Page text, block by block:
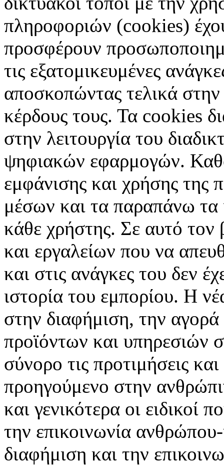
πληροφοριών (cookies)
προσφέρουν
τις εξατομικευμένες
αποσκοπώντας τελικά
κέρδους τους. Τα cookies
στην λειτουργία του
ψηφιακών εφαρμογών.
εμφάνισης και χρήσης της
μέσων και τα παραπάνω τα
κάθε χρήστης. Σε αυτό
και εργαλείων που να
και στις ανάγκες του δεν
ιστορία του εμπορίου. Η
στην διαφήμιση, την
προϊόντων και υπηρεσιών
σύνορο τις προτιμήσεις
προηγούμενο στην
και γενικότερα οι ειδικοί
την επικοινωνία
διαφήμιση και την